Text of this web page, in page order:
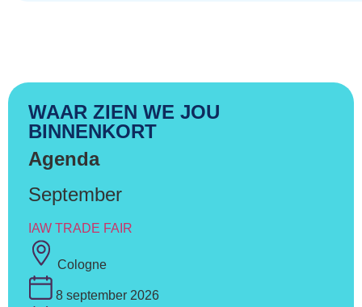
WAAR ZIEN WE JOU
BINNENKORT
Agenda
September
IAW TRADE FAIR
Cologne
8 september 2026